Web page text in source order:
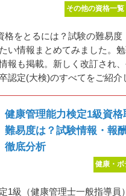
その他の資格一
格をとるには？試験の難易度
い情報まとめてみました。
報も掲載。新しく改訂され
認定(大検)のすべてをご紹介
健康管理能力検定1級資格
難易度は？試験情報・報
徹底分析
健康・
1級（健康管理士一般指導員